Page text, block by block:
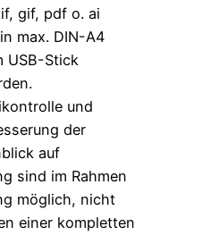
gif, pdf o. ai
max. DIN-A4
USB-Stick
und
der
auf
sind im Rahmen
möglich, nicht
einer kompletten